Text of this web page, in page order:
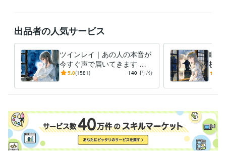
出品者の人気サービス
ツインレイ｜あの人の本音が
今すぐ声で届いてきます 待
てない夜も、今すぐ声で届い
5.0(1581) 140 円 /分
眠れ
枚で
と探